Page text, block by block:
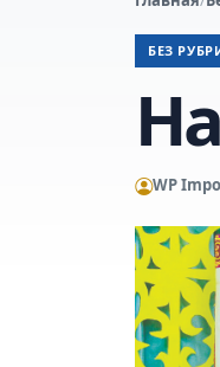
БЕЗ
WP